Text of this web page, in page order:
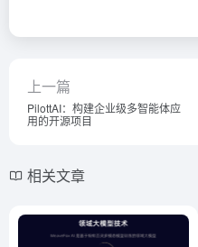
上一篇
PilottAI：构建企业级多智能体应
用的开源项目
相关文章